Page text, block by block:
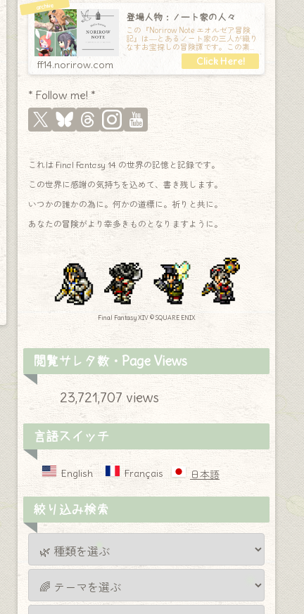
登場人物：ノート家の人々
この『Norirow Note エオルゼア冒険
記』は―とあるノート家の三人が織り
なすお宝探しの冒険譚です。この素敵
な Final Fantasy XIV の世界を旅しな
ff14.norirow.com
* Follow me! *
これは Final Fantasy 14 の世界の記憶と記録です。
この世界に感謝の気持ちを込めて、書き残します。
いつかの誰かの為に。何かの道標に。祈りと共に。
あなたの冒険がより幸多きものとなりますように。
Final Fantasy XIV © SQUARE ENIX
閲覧サレタ数・Page Views
23,721,707 views
言語スイッチ
English Français 日本語
絞り込み検索